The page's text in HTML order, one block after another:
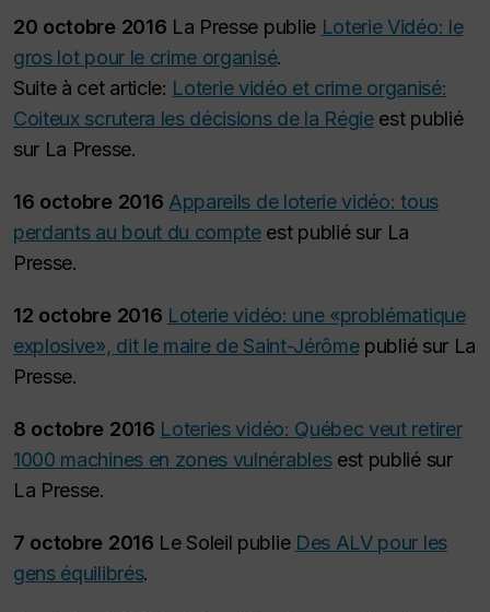
20 octobre 2016 La Presse publie Loterie Vidéo: le
gros lot pour le crime organisé.
Suite à cet article: Loterie vidéo et crime organisé:
Coiteux scrutera les décisions de la Régieest publié
sur La Presse.
16 octobre 2016 Appareils de loterie vidéo: tous
perdants au bout du compteest publié sur La
Presse.
12 octobre 2016 Loterie vidéo: une «problématique
explosive», dit le maire de Saint-Jérômepublié sur La
Presse.
8 octobre 2016 Loteries vidéo: Québec veut retirer
1000 machines en zones vulnérablesest publié sur
La Presse.
7 octobre 2016 Le Soleil publie Des ALV pour les
gens équilibrés.